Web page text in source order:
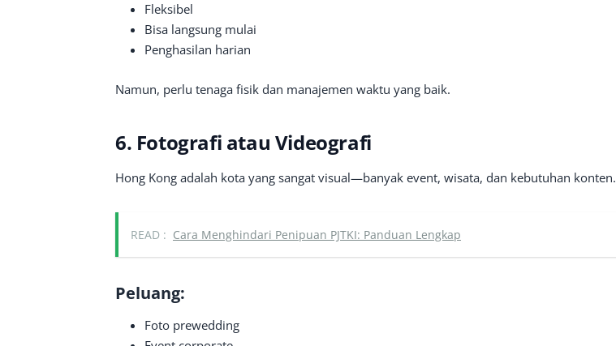
Fleksibel
Bisa langsung mulai
Penghasilan harian
Namun, perlu tenaga fisik dan manajemen waktu yang baik.
6. Fotografi atau Videografi
Hong Kong adalah kota yang sangat visual—banyak event, wisata, dan kebutuhan konten.
READ : Cara Menghindari Penipuan PJTKI: Panduan Lengkap
Peluang:
Foto prewedding